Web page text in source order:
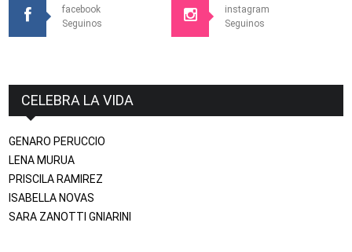
facebook
Seguinos
instagram
Seguinos
CELEBRA LA VIDA
GENARO PERUCCIO
LENA MURUA
PRISCILA RAMIREZ
ISABELLA NOVAS
SARA ZANOTTI GNIARINI